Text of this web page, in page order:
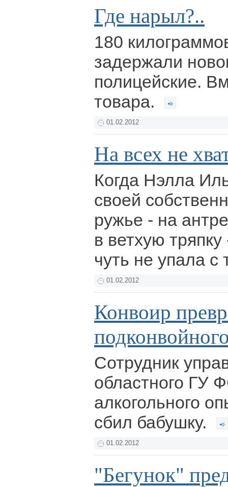
Где нарыл?..
180
задержали
полицейские.
товара.
01.02.2012
На всех не
Когда Нэлла
своей
ружье - на
в ветхую
чуть не упала с
01.02.2012
Конвоир
Сотрудник
областного ГУ
алкогольного
сбил бабушку.
01.02.2012
"Бегунок"